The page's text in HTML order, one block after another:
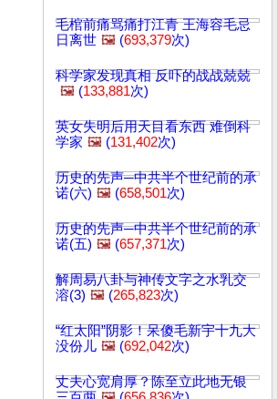
毛棺前痛骂痛打江青 王海容毛忌
日离世 🖼️ (693,379次)
科学家发现真相 反吓的战战兢兢
🖼️ (133,881次)
英女失明后用天目看东西 难倒科
学家 🖼️ (131,402次)
历史的先声─中共半个世纪前的承
诺(六) 🖼️ (658,501次)
历史的先声─中共半个世纪前的承
诺(五) 🖼️ (657,371次)
解周易八卦与神传文字之水乳交
溶(3) 🖼️ (265,823次)
“红太阳”阴影！呆傻毛新宇十九大
没份儿 🖼️ (692,042次)
丈夫心宽肩厚？陈至立此地无银